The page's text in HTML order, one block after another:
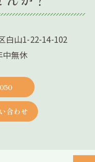
白山1-22-14-102
無休
合わせ